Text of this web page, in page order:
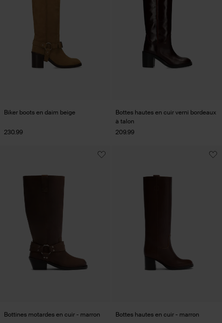
Biker boots en daim beige
230.99
Bottes hautes en cuir verni bordeaux
à talon
209.99
Bottines motardes en cuir - marron Bottes hautes en cuir - marron